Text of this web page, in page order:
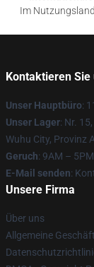
Im
Kontaktieren Sie
Unser Hauptbüro:
Unser Lager: Nr.
Wuhu City, Provinz
Geruch: 9AM –
E-Mail senden:
Unsere Firma
Über uns
Allgemeine